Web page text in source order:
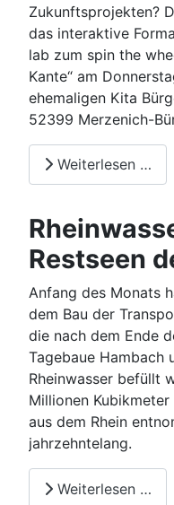
Zukunftsprojekten?
das interaktive
lab zum spin the
Kante“ am
ehemaligen Kita
52399 Merzenich-
Weiterlesen …
Restseen
Anfang des Monats
dem Bau der
die nach dem Ende
Tagebaue Hambach
Rheinwasser befüllt
Millionen
aus dem Rhein
jahrzehntelang.
Weiterlesen …